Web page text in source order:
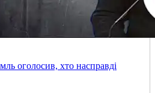
оголосив, хто насправді